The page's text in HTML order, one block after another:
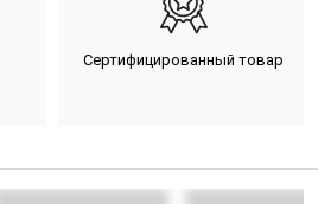
Сертифицированный товар